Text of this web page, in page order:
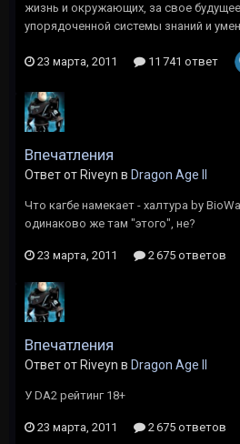
жизнь и окружающих, за свое
упорядоченной системы знаний и
23 марта, 2011 11 741 ответ
Впечатления
Ответ от Riveyn в Dragon Age II
Что кагбе намекает - халтура by
одинаково же там "этого", не?
23 марта, 2011 2 675 ответов
Впечатления
Ответ от Riveyn в Dragon Age II
У DA2 рейтинг 18+
23 марта, 2011 2 675 ответов